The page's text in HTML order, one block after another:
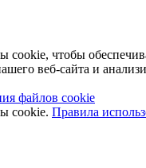
cookie, чтобы
веб-сайта и
файлов cookie
cookie. Правила